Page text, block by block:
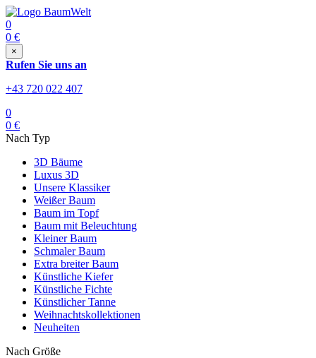
0
0 €
×
Rufen Sie uns an
+43 720 022 407
0
0 €
Nach Typ
3D Bäume
Luxus 3D
Unsere Klassiker
Weißer Baum
Baum im Topf
Baum mit Beleuchtung
Kleiner Baum
Schmaler Baum
Extra breiter Baum
Künstliche Kiefer
Künstliche Fichte
Künstlicher Tanne
Weihnachtskollektionen
Neuheiten
Nach Größe